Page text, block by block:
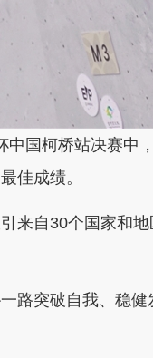
国柯桥站决赛中
佳成绩。
自30个国家和地
突破自我、稳健